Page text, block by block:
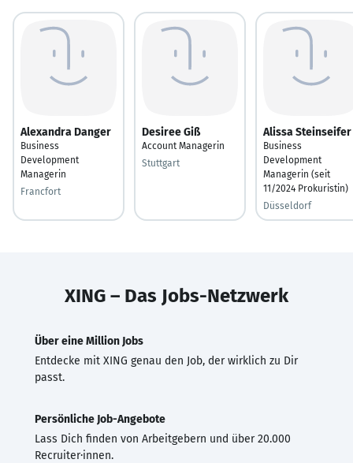
Alexandra Danger
Business
Development
Managerin
Francfort
Desiree Giß
Account Managerin
Stuttgart
Alissa Steinseifer
Business
Development
Managerin (seit
11/2024 Prokuristin)
Düsseldorf
XING – Das Jobs-Netzwerk
Über eine Million Jobs
Entdecke mit XING genau den Job, der wirklich zu Dir
passt.
Persönliche Job-Angebote
Lass Dich finden von Arbeitgebern und über 20.000
Recruiter·innen.